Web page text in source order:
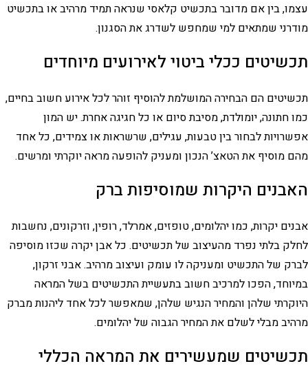
עצמו, בין אם מדובר בתכשיט קלאסי שנראה תמיד מרהיב או בתכשיט
מודרני שמתאים למי שמחפש לשדרג את הסגנון.
תכשיטים ככלי ביטוי לאירועים מיוחדים
תכשיטים הם הבחירה המושלמת להוסיף זוהר לכל אירוע חשוב בחיים,
כמו חתונה, יומולדת, מסיבת סיום או כל חגיגה אחרת. יש המון
אפשרויות לבחור בין טבעות, עגילים, שרשראות או צמידים, כל אחד
מהם מוסיף את הטאצ’ הנכון ומעניק להופעה מראה יוקרתי ומרשים.
האבנים היקרות שמוסיפות ברק
אבנים יקרות, כמו יהלומים, טופזים, אמרלד, רופין, וזרקונים, נחשבות
לחלק בלתי נפרד מהעיצוב של תכשיטים. כל אבן יקרה שכזו מוסיפה
לברק של התכשיט ומעניקה לו עומק ועיצוב מרהיב. אבני זרקון,
במיוחד, הפכו למרכיב חשוב בתעשיית התכשיטים בשל המראה
היוקרתי שלהן והמחיר הנגיש שלהן, שמאפשר לכל אחד ליהנות מברק
מרהיב מבלי לשלם את המחיר הגבוה של יהלומים.
תכשיטים שמעשירים את המראה הכללי